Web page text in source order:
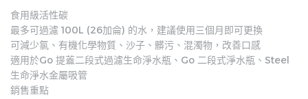
食用級活性碳
最多可過濾 100L (26加侖) 的水，建議使用三個月即可更換
可減少氯、有機化學物質、沙子、髒污、混濁物，改善口感
適用於Go 提蓋二段式過濾生命淨水瓶、Go 二段式淨水瓶、Steel
生命淨水金屬吸管
銷售重點